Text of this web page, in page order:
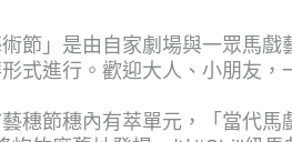
術節」是由自家劇場與一眾馬
式進行。歡迎大人、小朋友，
穗節穗內有萃單元，「當代馬